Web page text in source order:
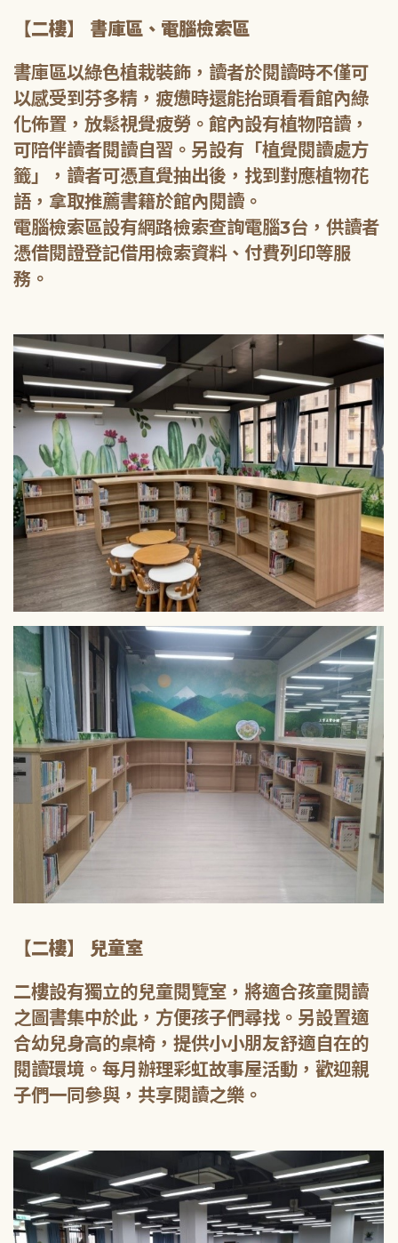
【二樓】 書庫區、電腦檢索區
書庫區以綠色植栽裝飾，讀者於閱讀時不僅可
以感受到芬多精，疲憊時還能抬頭看看館內綠
化佈置，放鬆視覺疲勞。館內設有植物陪讀，
可陪伴讀者閱讀自習。另設有「植覺閱讀處方
籤」，讀者可憑直覺抽出後，找到對應植物花
語，拿取推薦書籍於館內閱讀。
電腦檢索區設有網路檢索查詢電腦3台，供讀者
憑借閱證登記借用檢索資料、付費列印等服
務。
【二樓】 兒童室
二樓設有獨立的兒童閱覽室，將適合孩童閱讀
之圖書集中於此，方便孩子們尋找。另設置適
合幼兒身高的桌椅，提供小小朋友舒適自在的
閱讀環境。每月辦理彩虹故事屋活動，歡迎親
子們一同參與，共享閱讀之樂。